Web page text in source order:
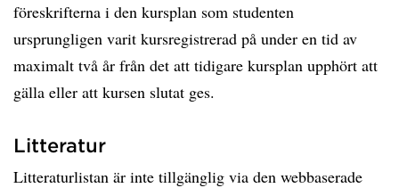
föreskrifterna i den kursplan som studenten
ursprungligen varit kursregistrerad på under en tid av
maximalt två år från det att tidigare kursplan upphört att
gälla eller att kursen slutat ges.
Litteratur
Litteraturlistan är inte tillgänglig via den webbaserade